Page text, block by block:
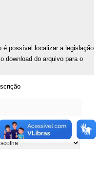
é possível localizar a legislação
download do arquivo para o
de Legislação